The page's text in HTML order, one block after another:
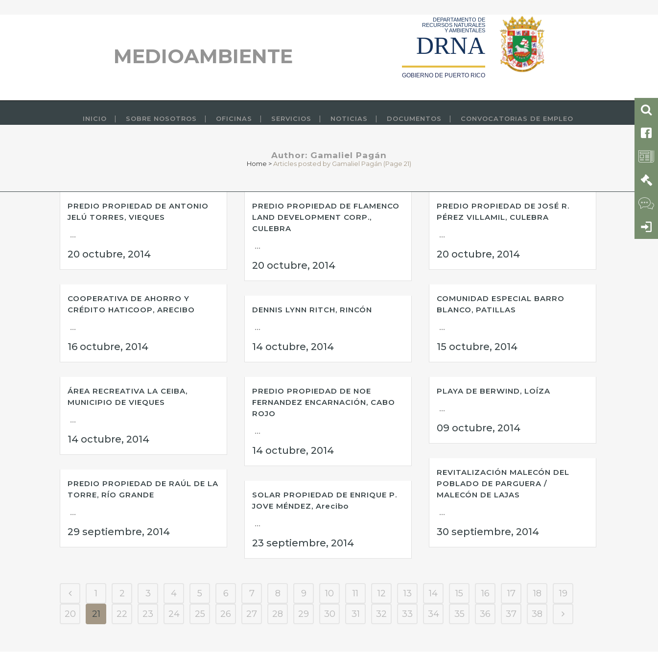
MEDIOAMBIENTE
DEPARTAMENTO DE
RECURSOS NATURALES
Y AMBIENTALES
DRNA
GOBIERNO DE PUERTO RICO
INICIO SOBRE NOSOTROS OFICINAS SERVICIOS NOTICIAS DOCUMENTOS CONVOCATORIAS DE EMPLEO
Author: Gamaliel Pagán
Home >Articles posted by Gamaliel Pagán (Page 21)
PREDIO PROPIEDAD DE ANTONIO
JELÚ TORRES, VIEQUES
...
20 octubre, 2014
PREDIO PROPIEDAD DE FLAMENCO
LAND DEVELOPMENT CORP.,
CULEBRA
...
20 octubre, 2014
PREDIO PROPIEDAD DE JOSÉ R.
PÉREZ VILLAMIL, CULEBRA
...
20 octubre, 2014
COOPERATIVA DE AHORRO Y
CRÉDITO HATICOOP, ARECIBO
...
16 octubre, 2014
COMUNIDAD ESPECIAL BARRO
BLANCO, PATILLAS
...
15 octubre, 2014
DENNIS LYNN RITCH, RINCÓN
...
14 octubre, 2014
ÁREA RECREATIVA LA CEIBA,
MUNICIPIO DE VIEQUES
...
14 octubre, 2014
PREDIO PROPIEDAD DE NOE
FERNANDEZ ENCARNACIÓN, CABO
ROJO
...
14 octubre, 2014
PLAYA DE BERWIND, LOÍZA
...
09 octubre, 2014
REVITALIZACIÓN MALECÓN DEL
POBLADO DE PARGUERA /
MALECÓN DE LAJAS
...
30 septiembre, 2014
PREDIO PROPIEDAD DE RAÚL DE LA
TORRE, RÍO GRANDE
...
29 septiembre, 2014
SOLAR PROPIEDAD DE ENRIQUE P.
JOVE MÉNDEZ, Arecibo
...
23 septiembre, 2014
1 2 3 4 5 6 7 8 9 10 11 12 13 14 15 16 17 18
19
20
21 22 23 24 25 26 27 28 29 30 31 32 33 34 35 36 37 38